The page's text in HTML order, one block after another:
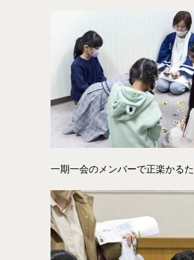
一期一会のメンバーで正楽かるた